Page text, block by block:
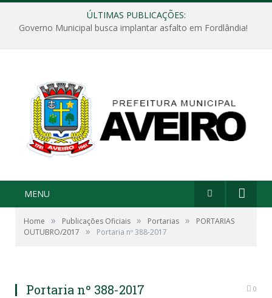
ÚLTIMAS PUBLICAÇÕES:
Governo Municipal busca implantar asfalto em Fordlândia!
MENU
Home » Publicações Oficiais » Portarias »
PORTARIAS
OUTUBRO/2017
» Portaria nº 388-2017
Portaria nº 388-2017 0